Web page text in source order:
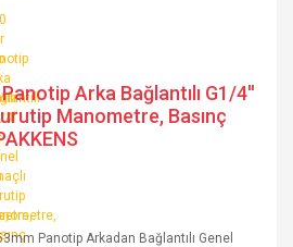
Arka Bağlantılı G1/4''
Manometre, Basınç
Panotip Arkadan Bağlantılı Genel